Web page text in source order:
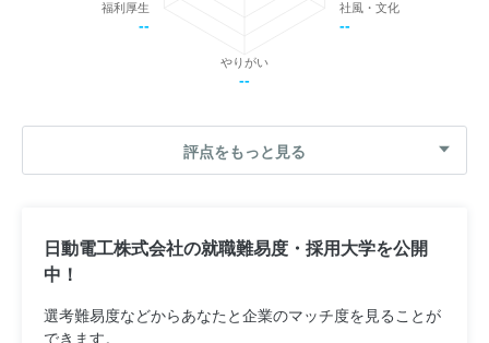
社風・文化
--
やりがい
--
福利厚生
--
評点をもっと見る
日動電工株式会社の就職難易度・採用大学を公開
中！
選考難易度などからあなたと企業のマッチ度を見ることが
できます。